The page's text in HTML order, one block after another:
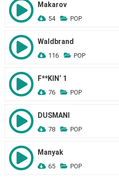
Makarov
54 POP
Waldbrand
116 POP
F**KIN‘ 1
76 POP
DUSMANI
78 POP
Manyak
65 POP